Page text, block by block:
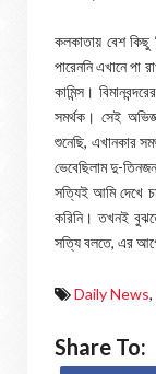
কলকাতায় বেশ কিছু
পারেননি এখানে
কামিন্স।
সমর্থক। সেই
শুনেছি, এখানকার
ভেবেছিলাম দু-
সত্যিই আমি দেখে
করিনি। তখনই
সত্যি বলতে, এর
Daily News,
Share To: